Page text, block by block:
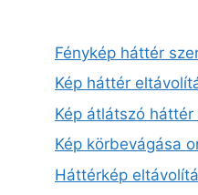
Fénykép háttér
Kép háttér
Kép átlátszó háttér
Kép körbevágása
Háttérkép